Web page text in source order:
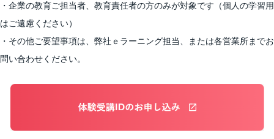
・企業の教育ご担当者、教育責任者の方のみが対象です（個人の学習用
はご遠慮ください）
・その他ご要望事項は、弊社ｅラーニング担当、または各営業所までお
問い合わせください。